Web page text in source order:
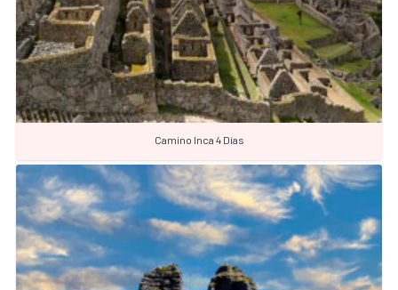
Camino Inca 4 Días